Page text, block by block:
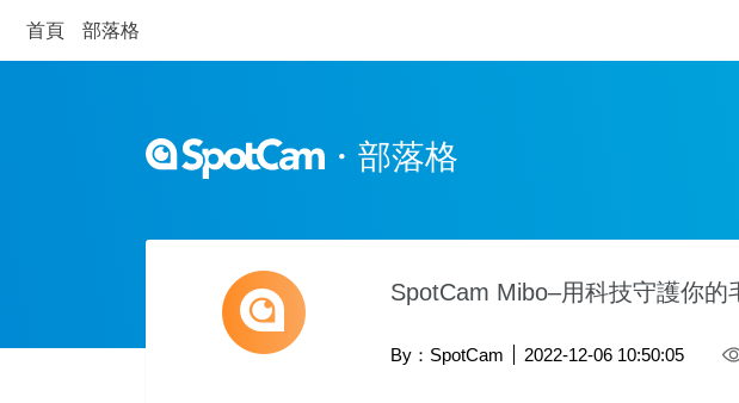
首頁 部落格
・ 部落格
SpotCam Mibo–用科技守護你的
By：SpotCam 2022-12-06 10:50:05